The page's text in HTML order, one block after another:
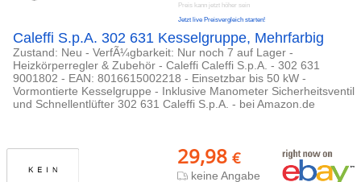
Preis kann jetzt höher sein
Jetzt live Preisvergleich starten!
Caleffi S.p.A. 302 631 Kesselgruppe, Mehrfarbig
Zustand: Neu - VerfÃ¼gbarkeit: Nur noch 7 auf Lager -
Heizkörperregler & Zubehör - Caleffi Caleffi S.p.A. - 302 631
9001802 - EAN: 8016615002218 - Einsetzbar bis 50 kW -
Vormontierte Kesselgruppe - Inklusive Manometer Sicherheitsventil
und Schnellentlüfter 302 631 Caleffi S.p.A. - bei Amazon.de
29,98 €
keine Angabe